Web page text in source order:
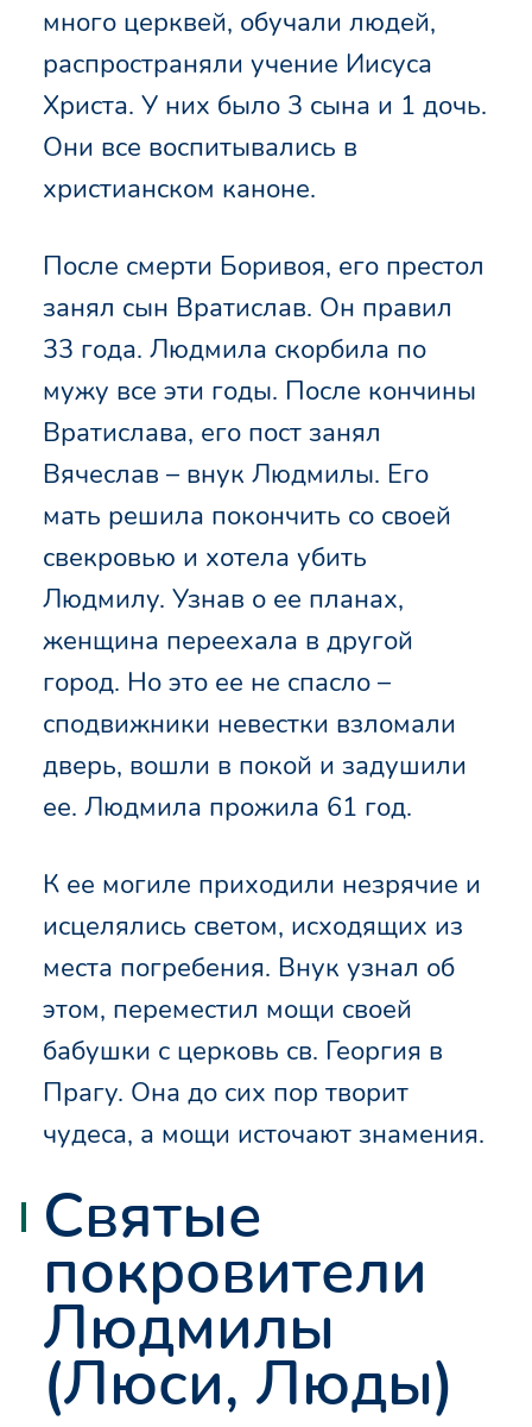
много церквей, обучали людей,
распространяли учение Иисуса
Христа. У них было 3 сына и 1 дочь.
Они все воспитывались в
христианском каноне.
После смерти Боривоя, его престол
занял сын Вратислав. Он правил
33 года. Людмила скорбила по
мужу все эти годы. После кончины
Вратислава, его пост занял
Вячеслав – внук Людмилы. Его
мать решила покончить со своей
свекровью и хотела убить
Людмилу. Узнав о ее планах,
женщина переехала в другой
город. Но это ее не спасло –
сподвижники невестки взломали
дверь, вошли в покой и задушили
ее. Людмила прожила 61 год.
К ее могиле приходили незрячие и
исцелялись светом, исходящих из
места погребения. Внук узнал об
этом, переместил мощи своей
бабушки с церковь св. Георгия в
Прагу. Она до сих пор творит
чудеса, а мощи источают знамения.
Святые
покровители
Людмилы
(Люси, Люды)